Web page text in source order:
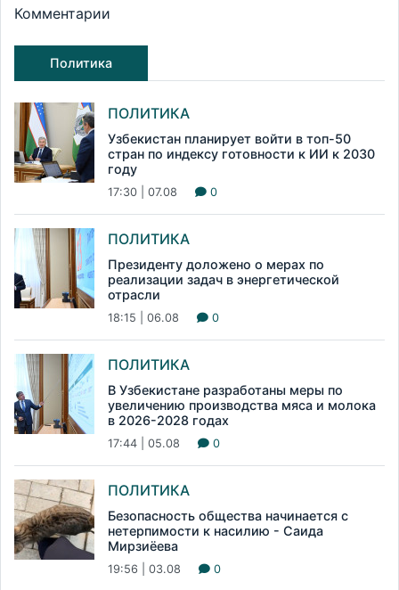
Комментарии
Политика
ПОЛИТИКА
Узбекистан планирует войти в топ-50
стран по индексу готовности к ИИ к 2030
году
17:30 | 07.08 0
ПОЛИТИКА
Президенту доложено о мерах по
реализации задач в энергетической
отрасли
18:15 | 06.08 0
ПОЛИТИКА
В Узбекистане разработаны меры по
увеличению производства мяса и молока
в 2026-2028 годах
17:44 | 05.08 0
ПОЛИТИКА
Безопасность общества начинается с
нетерпимости к насилию - Саида
Мирзиёева
19:56 | 03.08 0